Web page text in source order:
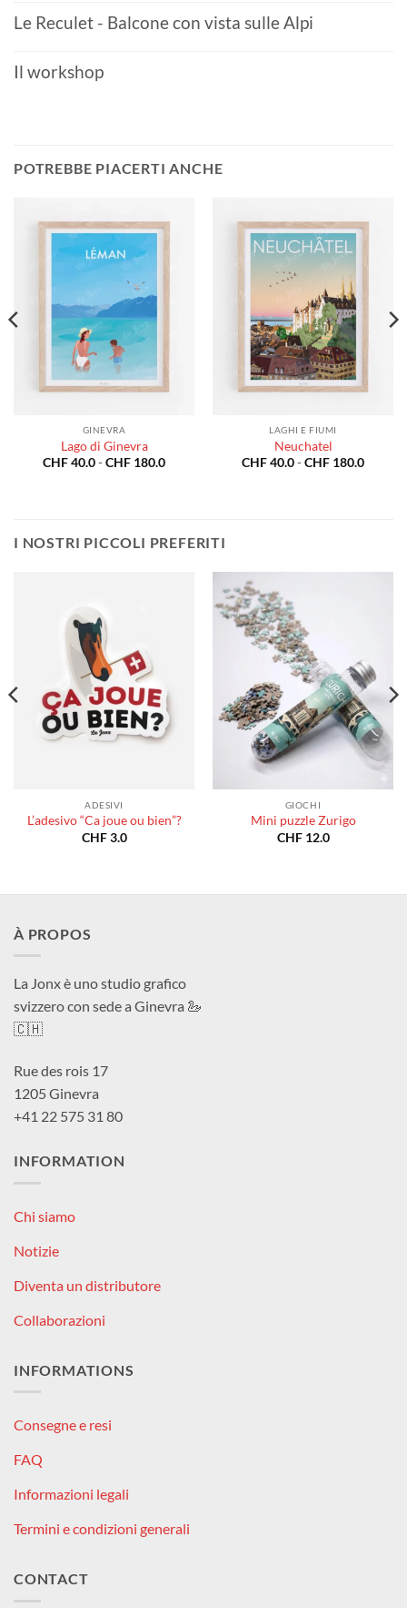
Le Reculet - Balcone con vista sulle Alpi
Il workshop
POTREBBE PIACERTI ANCHE
GINEVRA
Lago di Ginevra
CHF40.0-CHF 180.0Fascia
LAGHI E FIUMI
Neuchatel
CHF40.0-CHF 180.0Fascia
I NOSTRI PICCOLI PREFERITI
ADESIVI
L’adesivo “Ca joue ou bien”?
CHF3.0
GIOCHI
Mini puzzle Zurigo
CHF12.0
À PROPOS
La Jonx è uno studio grafico
svizzero con sede a Ginevra 🦢
🇨🇭
Rue des rois 17
1205 Ginevra
+41 22 575 31 80
INFORMATION
Chi siamo
Notizie
Diventa un distributore
Collaborazioni
INFORMATIONS
Consegne e resi
FAQ
Informazioni legali
Termini e condizioni generali
CONTACT